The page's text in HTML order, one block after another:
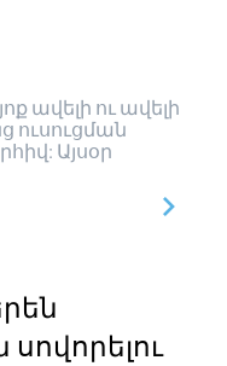
ավելի ու ավելի
ուսուցման
Այսօր